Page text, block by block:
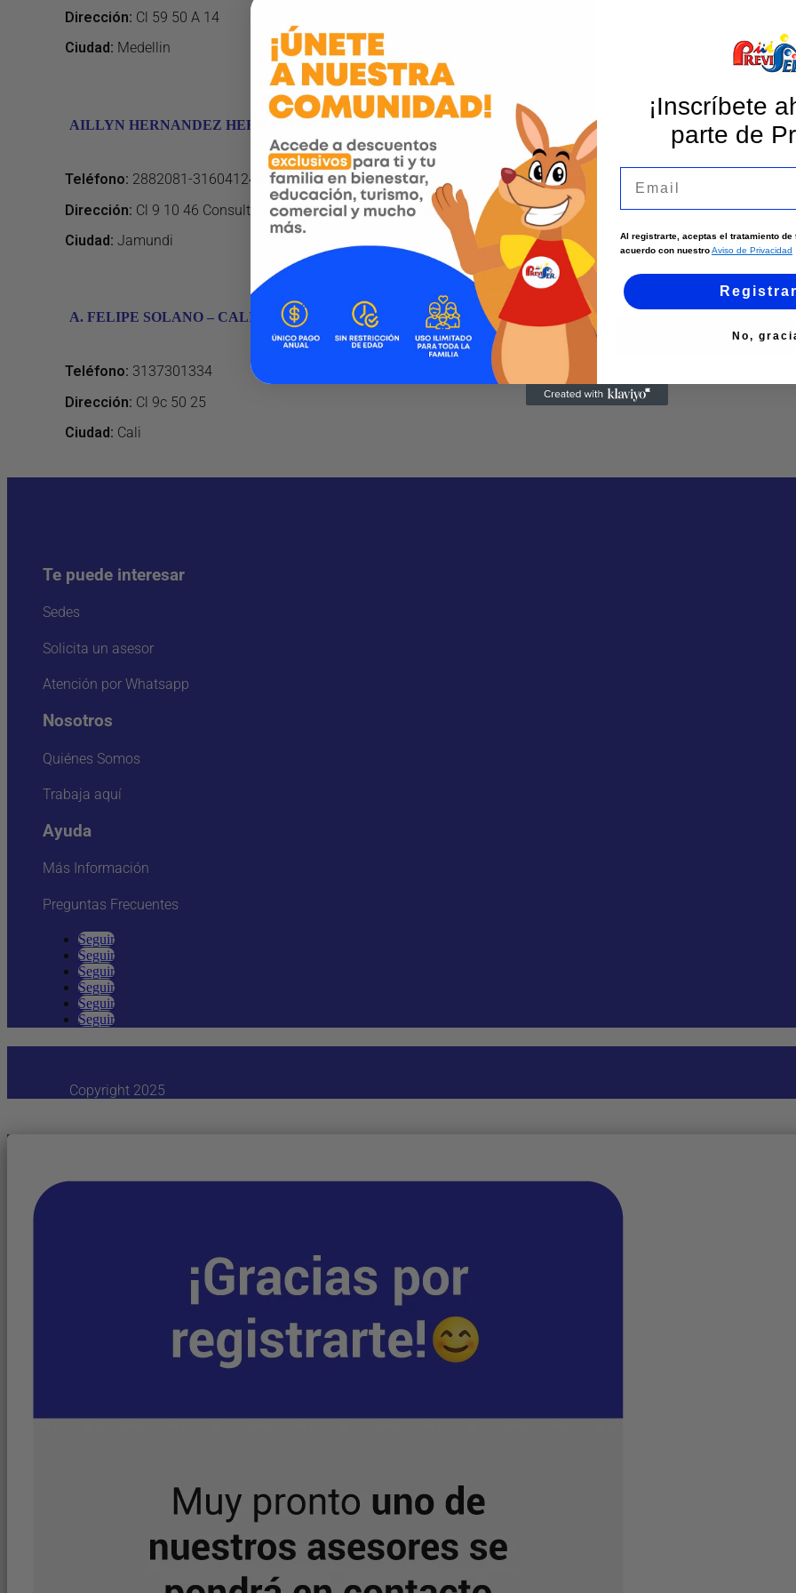
Dirección: Cl 59 50 A 14
Ciudad: Medellin
AILLYN HERNANDEZ HERNANDEZ – JAMUNDI
Teléfono: 2882081-3160412461
Dirección: Cl 9 10 46 Consultorio 201 Clinica Integral De La Mujer
Ciudad: Jamundi
A. FELIPE SOLANO – CALI
Teléfono: 3137301334
Dirección: Cl 9c 50 25
Ciudad: Cali
Te puede interesar
Sedes
Solicita un asesor
Atención por Whatsapp
Nosotros
Quiénes Somos
Trabaja aquí
Ayuda
Más Información
Preguntas Frecuentes
Seguir
Seguir
Seguir
Seguir
Seguir
Seguir
Copyright 2025
¡Inscríbete
parte de
Al registrarte, aceptas el tratamiento
acuerdo con nuestroAviso de Privacidad
No,